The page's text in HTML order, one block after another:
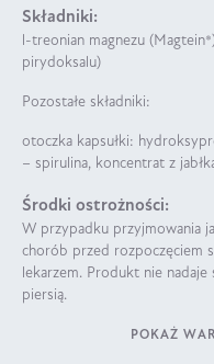
Składniki:
l-treonian magnezu
pirydoksalu)
Pozostałe składniki:
otoczka kapsułki:
– spirulina, koncentrat z
Środki ostrożności:
W przypadku przyjmowania
chorób przed rozpoczęciem
lekarzem. Produkt nie
piersią.
POKAŻ